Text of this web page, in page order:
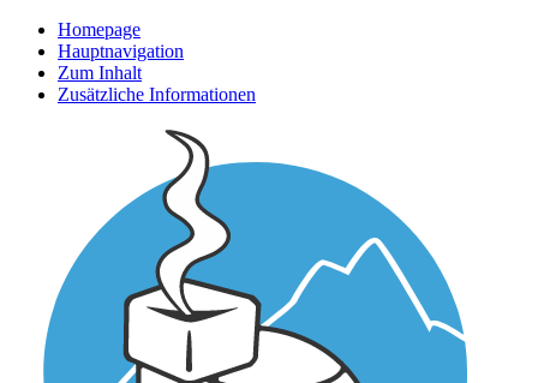
Homepage
Hauptnavigation
Zum Inhalt
Zusätzliche Informationen